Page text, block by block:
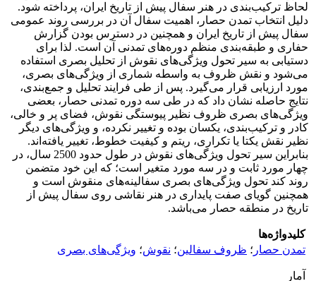
لحاظ ترکیب‌بندی در هنر سفال پیش از تاریخ ایران، پرداخته شود.
دلیل انتخاب تمدن حصار، اهمیت سفال آن در بررسی روند عمومی
سفال پیش از تاریخ ایران و همچنین در دسترس بودن گزارش
حفاری و طبقه‌بندی منظم دوره‌های تمدنی آن است. لذا برای
دستیابی به سیر تحول ویژگی‌های نقوش از تحلیل بصری استفاده
می‌شود و نقش ظروف به واسطه شماری از ویژگی‌های بصری،
مورد ارزیابی قرار می‌گیرد. پس از طی فرایند تحلیل و جمع‌بندی،
نتایج حاصله نشان داد که در طی سه دوره تمدنی حصار، بعضی
ویژگی‌های بصری ظروف نظیر پیوستگی نقوش، فضای پر و خالی،
کادر و ترکیب‌بندی، یکسان بوده و تغییر نکرده، و ویژگی‌های دیگر
نظیر نقش یکتا یا تکراری، ریتم و کیفیت خطوط، تغییر یافته‌اند.
بنابراین سیر تحول ویژگی‌های نقوش در طول حدود 2500 سال، در
چهار مورد ثابت و در سه مورد متغیر است؛ که این خود متضمن
روند کند تحول ویژگی‌های بصری سفالینه‌های منقوش است و
همچنین گویای صفت پایداری در هنر نقاشی روی سفال پیش از
تاریخ در منطقه حصار می‌باشد.
کلیدواژه‌ها
تمدن حصار ؛ ظروف سفالین؛ نقوش؛ ویژگی‌های بصری
آمار